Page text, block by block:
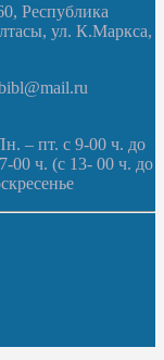
Республика
ул. К.Маркса,
– пт. с 9-00 ч. до
00 ч. (с 13- 00 ч. до